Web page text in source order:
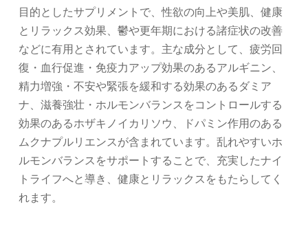
目的としたサプリメントで、性欲の向上や美肌、健康
とリラックス効果、鬱や更年期における諸症状の改善
などに有用とされています。主な成分として、疲労回
復・血行促進・免疫力アップ効果のあるアルギニン、
精力増強・不安や緊張を緩和する効果のあるダミア
ナ、滋養強壮・ホルモンバランスをコントロールする
効果のあるホザキノイカリソウ、ドパミン作用のある
ムクナプルリエンスが含まれています。乱れやすいホ
ルモンバランスをサポートすることで、充実したナイ
トライフへと導き、健康とリラックスをもたらしてく
れます。